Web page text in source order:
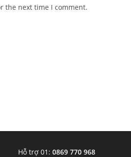
the next time I comment.
Hỗ trợ 01:0869 770 968